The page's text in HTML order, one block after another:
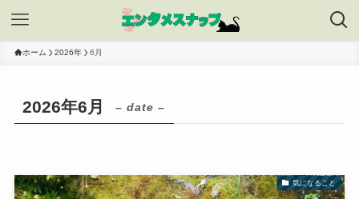
ホーム 2026年 6月
2026年6月 – date –
気になること